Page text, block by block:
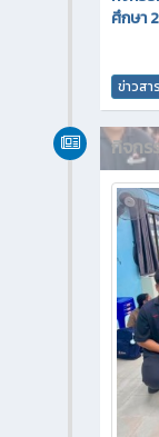
ศึกษา
ข่าวสา
กิจกร